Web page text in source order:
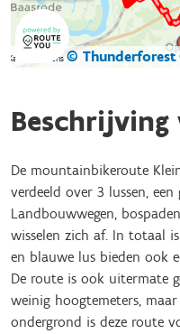
Kaartgegevens © Thunderforest
De mountainbikeroute
verdeeld over 3 lussen, een
Landbouwwegen,
wisselen zich af. In totaal
en blauwe lus bieden ook
De route is ook uitermate
weinig hoogtemeters,
ondergrond is deze route